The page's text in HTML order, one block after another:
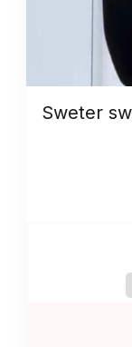
Sweter